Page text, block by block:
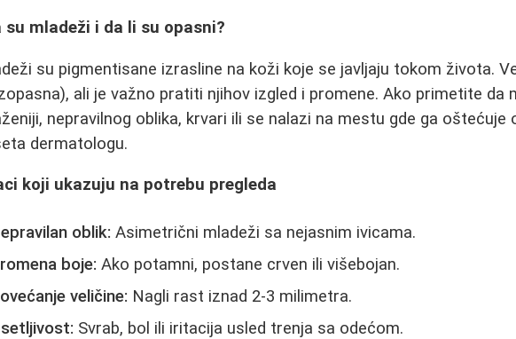
su mladeži i da li su opasni?
su pigmentisane izrasline na koži koje se javljaju tokom života.
ali je važno pratiti njihov izgled i promene. Ako primetite da
nepravilnog oblika, krvari ili se nalazi na mestu gde ga oštećuje
dermatologu.
koji ukazuju na potrebu pregleda
oblik: Asimetrični mladeži sa nejasnim ivicama.
boje: Ako potamni, postane crven ili višebojan.
veličine: Nagli rast iznad 2-3 milimetra.
Svrab, bol ili iritacija usled trenja sa odećom.